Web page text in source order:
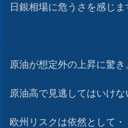
日銀相場に危うさを感じま
原油が想定外の上昇に驚き
原油高で見逃してはいけ
欧州リスクは依然として・